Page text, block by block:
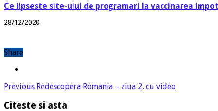
Ce lipseste site-ului de programari la vaccinarea
28/12/2020
Share
Previous Redescopera Romania – ziua 2, cu video
Citeste si asta